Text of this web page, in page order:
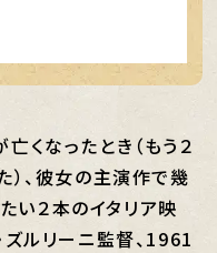
くなったとき（もう２
、彼女の主演作で幾
い２本のイタリア映
ズルリーニ監督、1961